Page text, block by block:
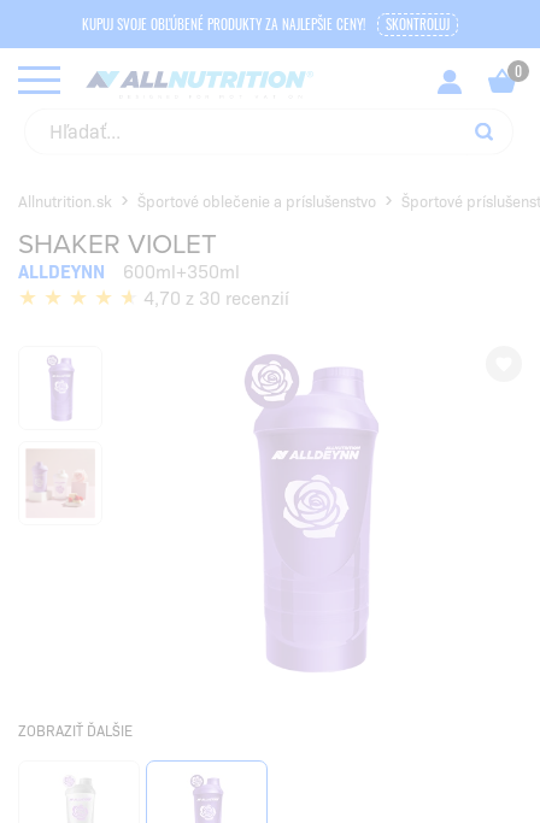
KUPUJ SVOJE OBĽÚBENÉ PRODUKTY ZA NAJLEPŠIE CENY! SKONTROLUJ
Allnutrition.sk Športové oblečenie a príslušenstvo Športové
SHAKER VIOLET
ALLDEYNN
600ml+350ml
4,70 z 30 recenzií
ZOBRAZIŤ ĎALŠIE